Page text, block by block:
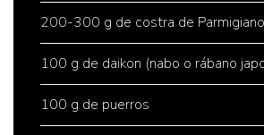
200-300 g de costra de
100 g de daikon (nabo o rábano
100 g de puerros